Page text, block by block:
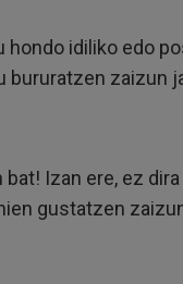
hondo idiliko edo
bururatzen zaizun
Izan ere, ez
gustatzen